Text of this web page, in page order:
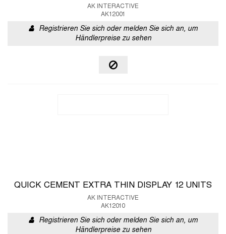
AK INTERACTIVE
AK12001
Registrieren Sie sich oder melden Sie sich an, um
Händlerpreise zu sehen
QUICK CEMENT EXTRA THIN DISPLAY 12 UNITS
AK INTERACTIVE
AK12010
Registrieren Sie sich oder melden Sie sich an, um
Händlerpreise zu sehen